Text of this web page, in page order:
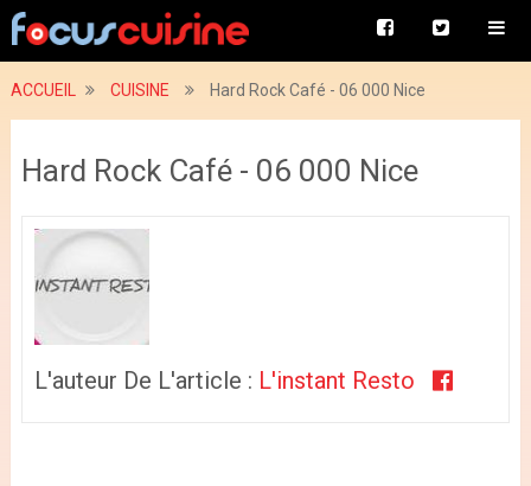
ACCUEIL CUISINE Hard Rock Café - 06 000 Nice
Hard Rock Café - 06 000 Nice
L'auteur De L'article : L'instant Resto